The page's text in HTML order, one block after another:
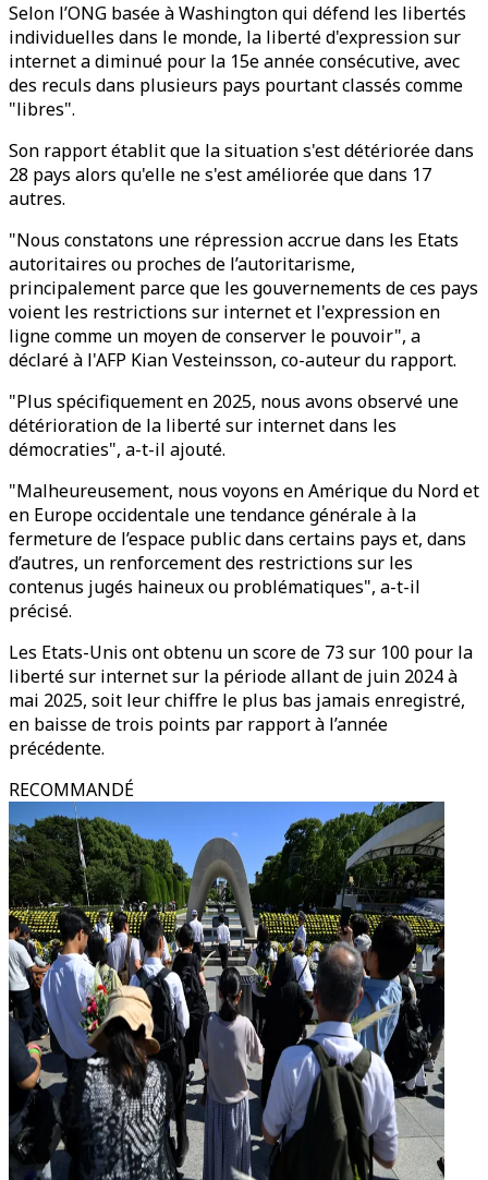
Selon l’ONG basée à Washington qui défend les libertés
individuelles dans le monde, la liberté d'expression sur
internet a diminué pour la 15e année consécutive, avec
des reculs dans plusieurs pays pourtant classés comme
"libres".
Son rapport établit que la situation s'est détériorée dans
28 pays alors qu'elle ne s'est améliorée que dans 17
autres.
"Nous constatons une répression accrue dans les Etats
autoritaires ou proches de l’autoritarisme,
principalement parce que les gouvernements de ces pays
voient les restrictions sur internet et l'expression en
ligne comme un moyen de conserver le pouvoir", a
déclaré à l'AFP Kian Vesteinsson, co-auteur du rapport.
"Plus spécifiquement en 2025, nous avons observé une
détérioration de la liberté sur internet dans les
démocraties", a-t-il ajouté.
"Malheureusement, nous voyons en Amérique du Nord et
en Europe occidentale une tendance générale à la
fermeture de l’espace public dans certains pays et, dans
d’autres, un renforcement des restrictions sur les
contenus jugés haineux ou problématiques", a-t-il
précisé.
Les Etats-Unis ont obtenu un score de 73 sur 100 pour la
liberté sur internet sur la période allant de juin 2024 à
mai 2025, soit leur chiffre le plus bas jamais enregistré,
en baisse de trois points par rapport à l’année
précédente.
RECOMMANDÉ